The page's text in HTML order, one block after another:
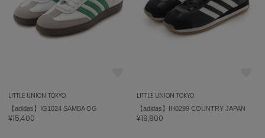
MUCHA
ミュシャ
nezu
ネズ
LITTLE UNION TOKYO
【adidas】IG1024 SAMBA OG
¥15,400
LITTLE UNION TOKYO
【adidas】IH0299 COUNTRY JAPAN
¥19,800